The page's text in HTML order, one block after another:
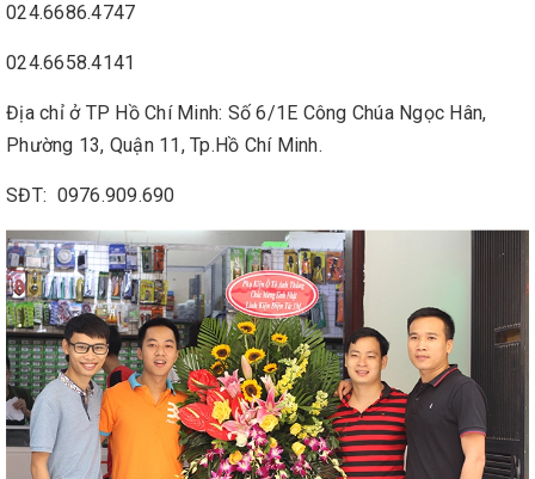
024.6686.4747
024.6658.4141
Địa chỉ ở TP Hồ Chí Minh: Số 6/1E Công Chúa Ngọc Hân,
Phường 13, Quận 11, Tp.Hồ Chí Minh.
SĐT: 0976.909.690